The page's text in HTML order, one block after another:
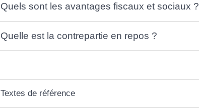
Quels sont les avantages fiscaux et sociaux ?
Quelle est la contrepartie en repos ?
Textes de référence